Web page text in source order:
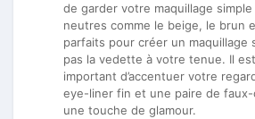
de garder votre maquillage
neutres comme le beige, le brun
parfaits pour créer un maquillage
pas la vedette à votre tenue. Il
important d’accentuer votre
eye-liner fin et une paire de
une touche de glamour.